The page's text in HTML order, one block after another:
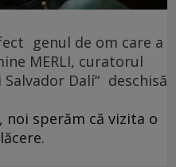
genul de om care a
MERLI, curatorul
Dalí“ deschisă
noi sperăm că vizita o